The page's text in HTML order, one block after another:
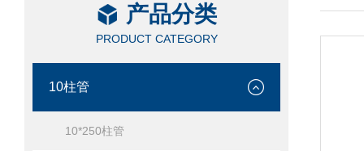
产品分类
PRODUCT CATEGORY
10柱管
10*250柱管
/